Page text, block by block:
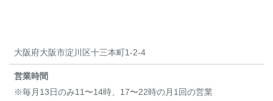
大阪府大阪市淀川区十三本町1-2-4
営業時間
※毎月13日のみ11〜14時、17〜22時の月1回の営業